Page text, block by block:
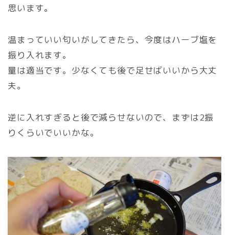
思います。
温まっていい匂いがしてきたら、今度はハーブ塩を
振り入れます。
量は適当です。少なくても後で足せばいいから大丈
夫。
逆に入れすぎると後で減らせないので、まずは2振
りくらいでいいかな。